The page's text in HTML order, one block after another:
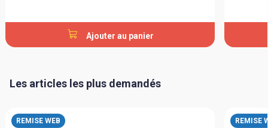
Ajouter au panier
Les articles les plus demandés
REMISE WEB REMISE